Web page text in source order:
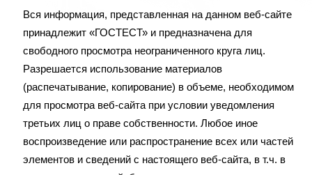
Вся информация, представленная на данном веб-сайте
принадлежит «ГОСТЕСТ» и предназначена для
свободного просмотра неограниченного круга лиц.
Разрешается использование материалов
(распечатывание, копирование) в объеме, необходимом
для просмотра веб-сайта при условии уведомления
третьих лиц о праве собственности. Любое иное
воспроизведение или распространение всех или частей
элементов и сведений с настоящего веб-сайта, в т.ч. в